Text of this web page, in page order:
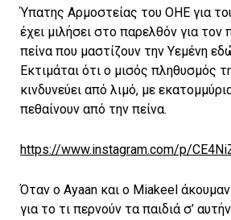
Ύπατης Αρμοστείας του ΟΗΕ για
έχει μιλήσει στο παρελθόν για τον
πείνα που μαστίζουν την Υεμένη
Εκτιμάται ότι ο μισός πληθυσμός
κινδυνεύει από λιμό, με
πεθαίνουν από την πείνα.
https://www.instagram.com/p/
Όταν ο Ayaan και ο Miakeel
για το τι περνούν τα παιδιά σ’